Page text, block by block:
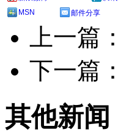
MSN
邮件分享
上一篇：
下一篇：
其他新闻